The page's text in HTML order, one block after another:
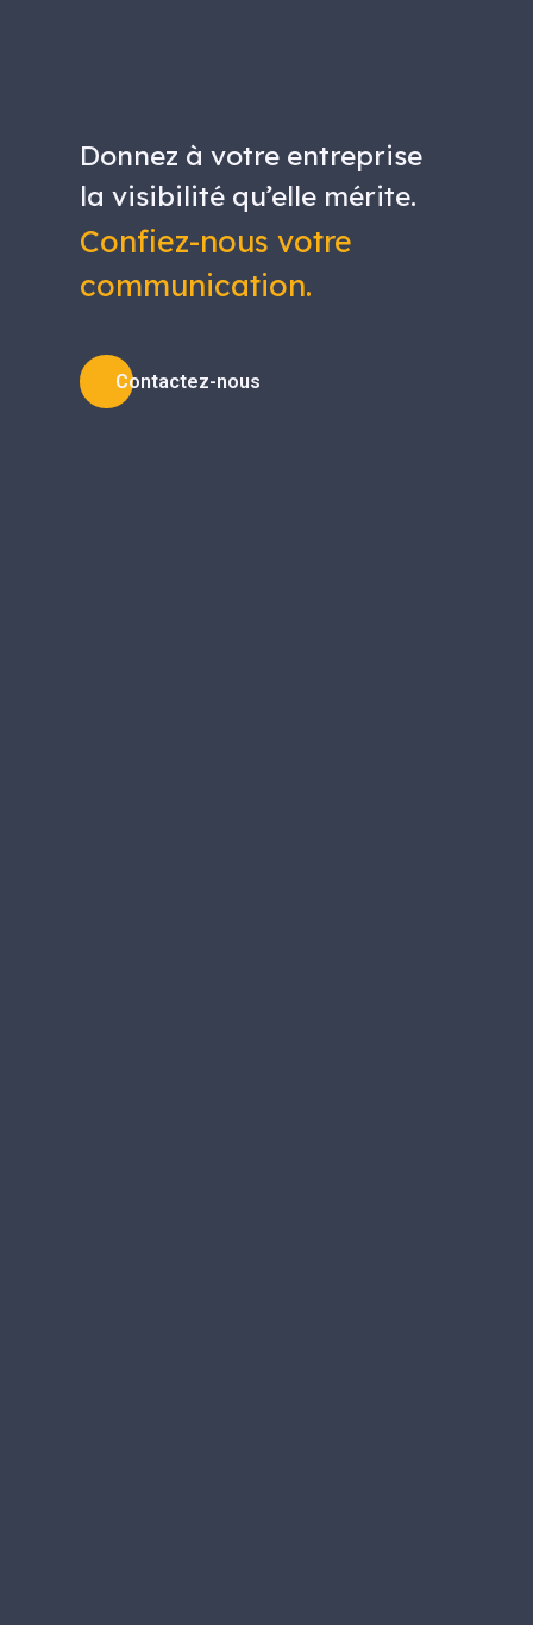
Donnez à votre entreprise
la visibilité qu’elle mérite.
Confiez-nous votre
communication.
Contactez-nous